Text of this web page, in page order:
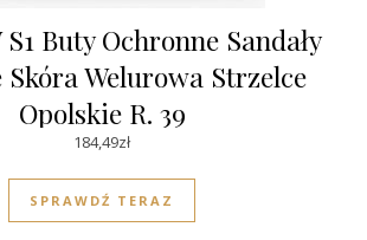
S1 Buty Ochronne Sandały
Welurowa Strzelce
Opolskie R. 39
184,49zł
SPRAWDŹ TERAZ